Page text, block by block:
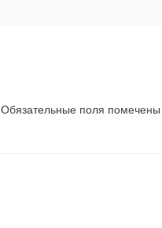
Обязательные поля помечены